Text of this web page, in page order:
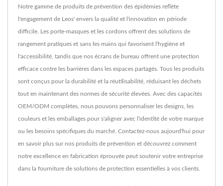
Notre gamme de produits de prévention des épidémies reflète
l'engagement de Leos' envers la qualité et l'innovation en période
difficile. Les porte-masques et les cordons offrent des solutions de
rangement pratiques et sans les mains qui favorisent l'hygiène et
l'accessibilité, tandis que nos écrans de bureau offrent une protection
efficace contre les barrières dans les espaces partagés. Tous les produits
sont conçus pour la durabilité et la réutilisabilité, réduisant les déchets
tout en maintenant des normes de sécurité élevées. Avec des capacités
OEM/ODM complètes, nous pouvons personnaliser les designs, les
couleurs et les emballages pour s'aligner avec l'identité de votre marque
ou les besoins spécifiques du marché. Contactez-nous aujourd'hui pour
en savoir plus sur nos produits de prévention et découvrez comment
notre excellence en fabrication éprouvée peut soutenir votre entreprise
dans la fourniture de solutions de protection essentielles à vos clients.